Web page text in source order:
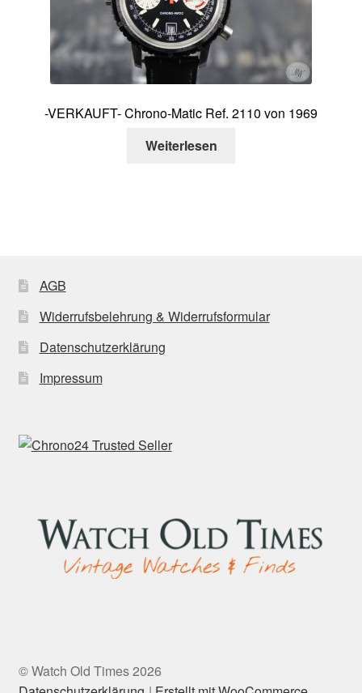
-VERKAUFT- Chrono-Matic Ref. 2110 von 1969
Weiterlesen
AGB
Widerrufsbelehrung & Widerrufsformular
Datenschutzerklärung
Impressum
© Watch Old Times 2026